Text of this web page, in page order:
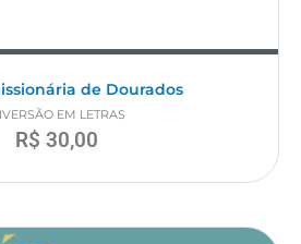
de Dourados
EM LETRAS
R$ 30,00